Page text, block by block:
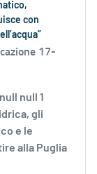
con
17-
null 1
gli
e le
alla Puglia